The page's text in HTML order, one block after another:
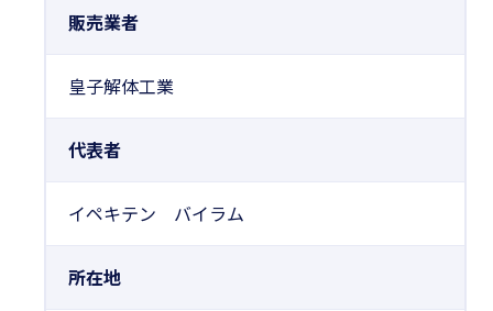
販売業者
皇子解体工業
代表者
イペキテン バイラム
所在地